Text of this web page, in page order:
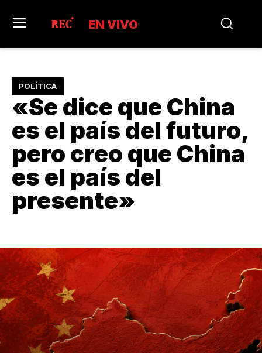
EN VIVO
POLÍTICA
«Se dice que China
es el país del futuro,
pero creo que China
es el país del
presente»